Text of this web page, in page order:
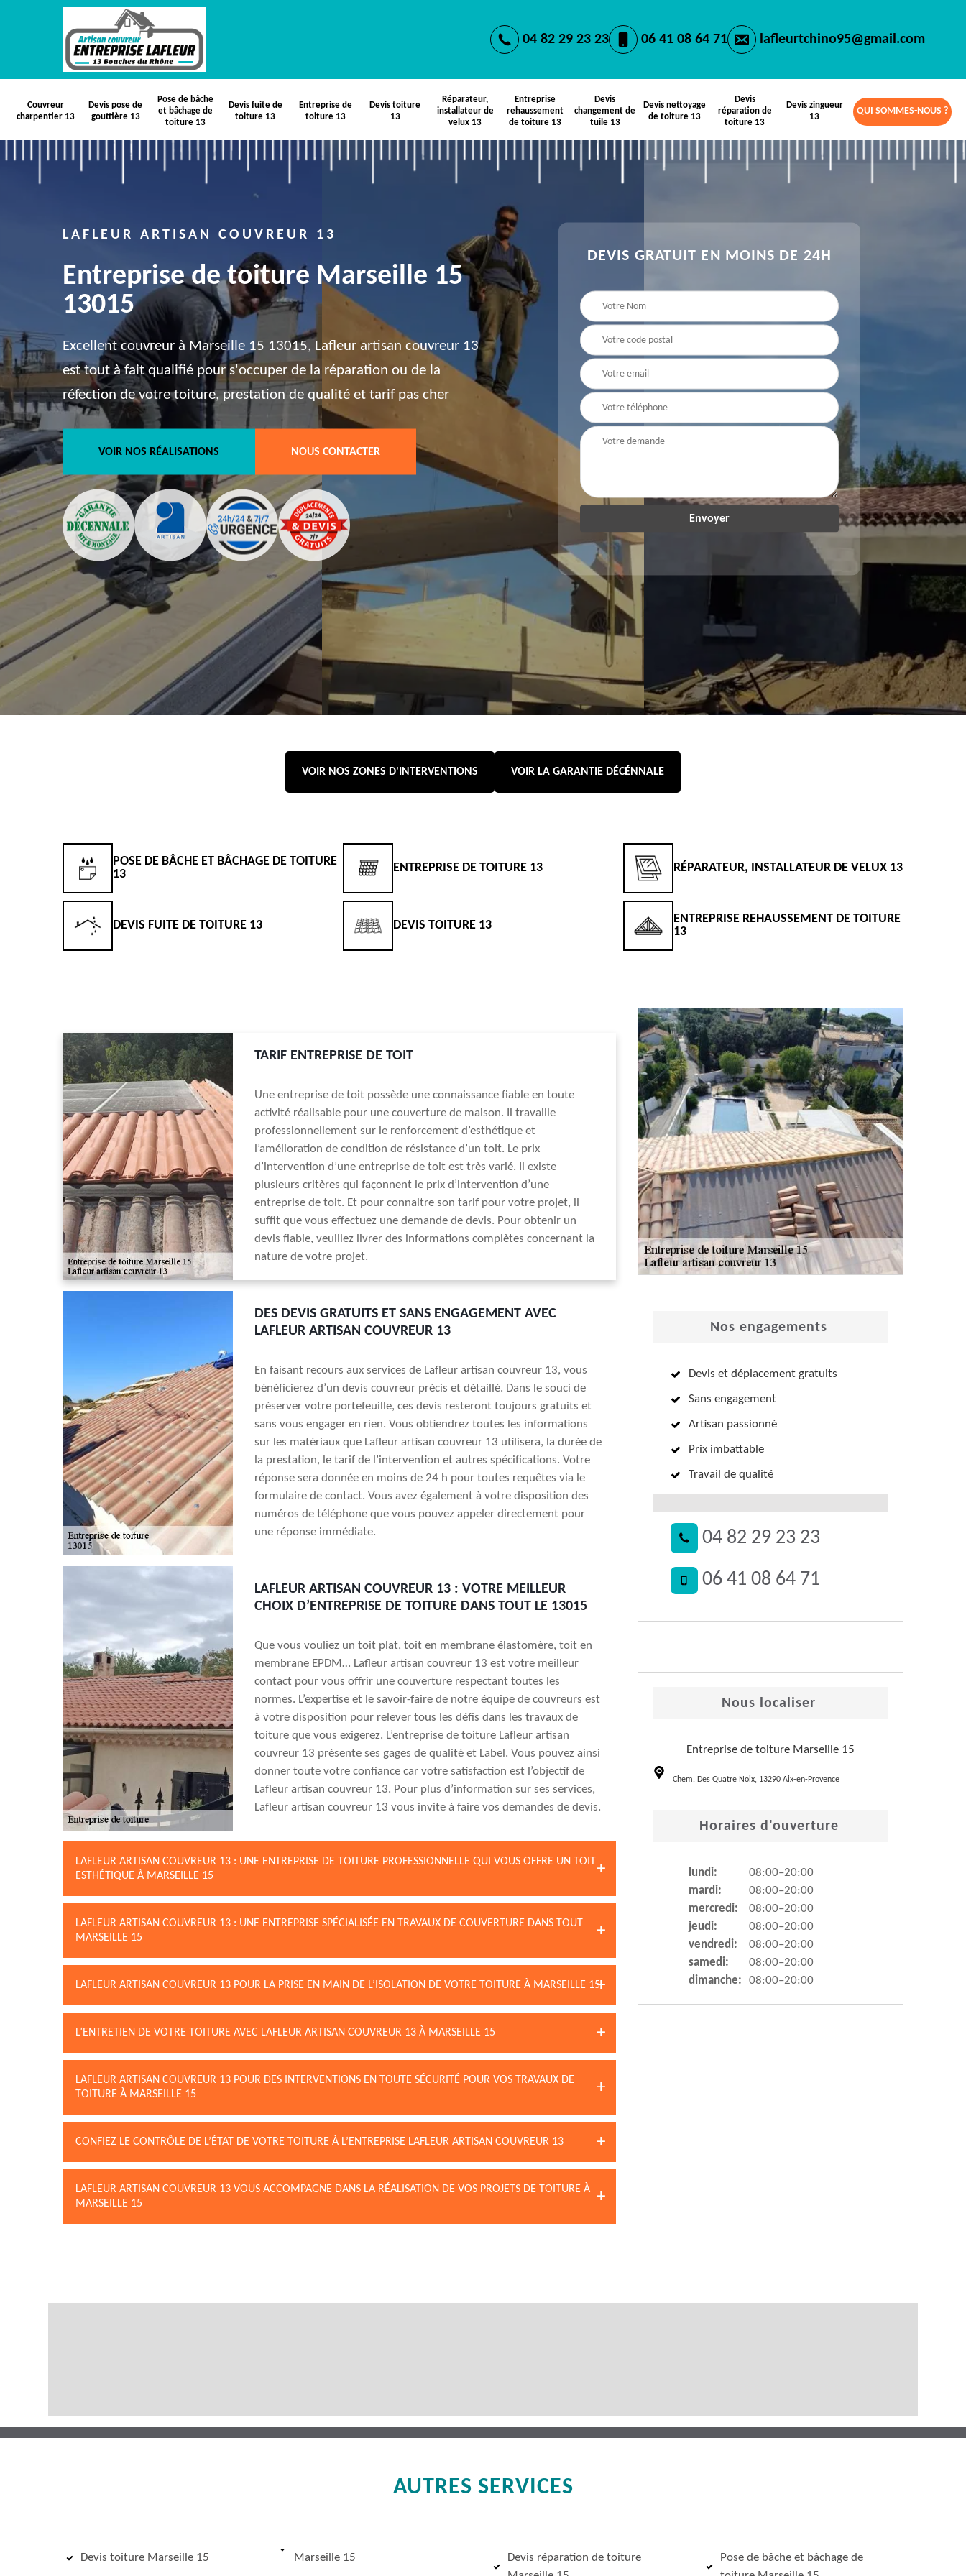
04 82 29 23 23 06 41 08 64 71 lafleurtchino95@gmail.com
Couvreur
charpentier 13
Devis pose de
gouttière 13
Pose de bâche
et bâchage de
toiture 13
Devis fuite de
toiture 13
Entreprise de
toiture 13
Devis toiture
13
Réparateur,
installateur de
velux 13
Entreprise
rehaussement
de toiture 13
Devis
changement de
tuile 13
Devis nettoyage
de toiture 13
Devis
réparation de
toiture 13
Devis zingueur
13
QUI SOMMES-NOUS ?
LAFLEUR ARTISAN COUVREUR 13
Entreprise de toiture Marseille 15
13015
Excellent couvreur à Marseille 15 13015, Lafleur artisan couvreur 13
est tout à fait qualifié pour s'occuper de la réparation ou de la
réfection de votre toiture, prestation de qualité et tarif pas cher
VOIR NOS RÉALISATIONS NOUS CONTACTER
DEVIS GRATUIT EN MOINS DE 24H
VOIR NOS ZONES D'INTERVENTIONS VOIR LA GARANTIE DÉCÉNNALE
POSE DE BÂCHE ET BÂCHAGE DE TOITURE
13
DEVIS FUITE DE TOITURE 13
ENTREPRISE DE TOITURE 13
DEVIS TOITURE 13
RÉPARATEUR, INSTALLATEUR DE VELUX 13
ENTREPRISE REHAUSSEMENT DE TOITURE
13
TARIF ENTREPRISE DE TOIT
Une entreprise de toit possède une connaissance fiable en toute
activité réalisable pour une couverture de maison. Il travaille
professionnellement sur le renforcement d’esthétique et
l’amélioration de condition de résistance d’un toit. Le prix
d’intervention d’une entreprise de toit est très varié. Il existe
plusieurs critères qui façonnent le prix d’intervention d’une
entreprise de toit. Et pour connaitre son tarif pour votre projet, il
suffit que vous effectuez une demande de devis. Pour obtenir un
devis fiable, veuillez livrer des informations complètes concernant la
nature de votre projet.
DES DEVIS GRATUITS ET SANS ENGAGEMENT AVEC
LAFLEUR ARTISAN COUVREUR 13
En faisant recours aux services de Lafleur artisan couvreur 13, vous
bénéficierez d’un devis couvreur précis et détaillé. Dans le souci de
préserver votre portefeuille, ces devis resteront toujours gratuits et
sans vous engager en rien. Vous obtiendrez toutes les informations
sur les matériaux que Lafleur artisan couvreur 13 utilisera, la durée de
la prestation, le tarif de l’intervention et autres spécifications. Votre
réponse sera donnée en moins de 24 h pour toutes requêtes via le
formulaire de contact. Vous avez également à votre disposition des
numéros de téléphone que vous pouvez appeler directement pour
une réponse immédiate.
LAFLEUR ARTISAN COUVREUR 13 : VOTRE MEILLEUR
CHOIX D’ENTREPRISE DE TOITURE DANS TOUT LE 13015
Que vous vouliez un toit plat, toit en membrane élastomère, toit en
membrane EPDM… Lafleur artisan couvreur 13 est votre meilleur
contact pour vous offrir une couverture respectant toutes les
normes. L’expertise et le savoir-faire de notre équipe de couvreurs est
à votre disposition pour relever tous les défis dans les travaux de
toiture que vous exigerez. L’entreprise de toiture Lafleur artisan
couvreur 13 présente ses gages de qualité et Label. Vous pouvez ainsi
donner toute votre confiance car votre satisfaction est l’objectif de
Lafleur artisan couvreur 13. Pour plus d’information sur ses services,
Lafleur artisan couvreur 13 vous invite à faire vos demandes de devis.
LAFLEUR ARTISAN COUVREUR 13 : UNE ENTREPRISE DE TOITURE PROFESSIONNELLE QUI VOUS OFFRE UN TOIT
ESTHÉTIQUE À MARSEILLE 15
LAFLEUR ARTISAN COUVREUR 13 : UNE ENTREPRISE SPÉCIALISÉE EN TRAVAUX DE COUVERTURE DANS TOUT
MARSEILLE 15
LAFLEUR ARTISAN COUVREUR 13 POUR LA PRISE EN MAIN DE L’ISOLATION DE VOTRE TOITURE À MARSEILLE 15
L’ENTRETIEN DE VOTRE TOITURE AVEC LAFLEUR ARTISAN COUVREUR 13 À MARSEILLE 15
LAFLEUR ARTISAN COUVREUR 13 POUR DES INTERVENTIONS EN TOUTE SÉCURITÉ POUR VOS TRAVAUX DE
TOITURE À MARSEILLE 15
CONFIEZ LE CONTRÔLE DE L’ÉTAT DE VOTRE TOITURE À L’ENTREPRISE LAFLEUR ARTISAN COUVREUR 13
LAFLEUR ARTISAN COUVREUR 13 VOUS ACCOMPAGNE DANS LA RÉALISATION DE VOS PROJETS DE TOITURE À
MARSEILLE 15
Nos engagements
Devis et déplacement gratuits
Sans engagement
Artisan passionné
Prix imbattable
Travail de qualité
04 82 29 23 23
06 41 08 64 71
Nous localiser
Entreprise de toiture Marseille 15
Chem. Des Quatre Noix, 13290 Aix-en-Provence
Horaires d'ouverture
lundi:
08:00–20:00
mardi:
08:00–20:00
mercredi:
08:00–20:00
jeudi:
08:00–20:00
vendredi:
08:00–20:00
samedi:
08:00–20:00
dimanche:
08:00–20:00
AUTRES SERVICES
Devis toiture Marseille 15 Marseille 15
Devis réparation de toiture
Pose de bâche et bâchage de